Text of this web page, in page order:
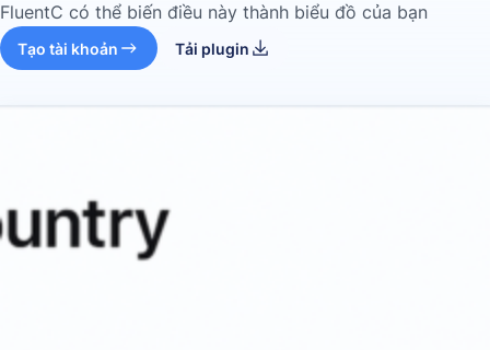
FluentC có thể biến điều này thành biểu đồ của bạn
Tạo tài khoản Tải plugin